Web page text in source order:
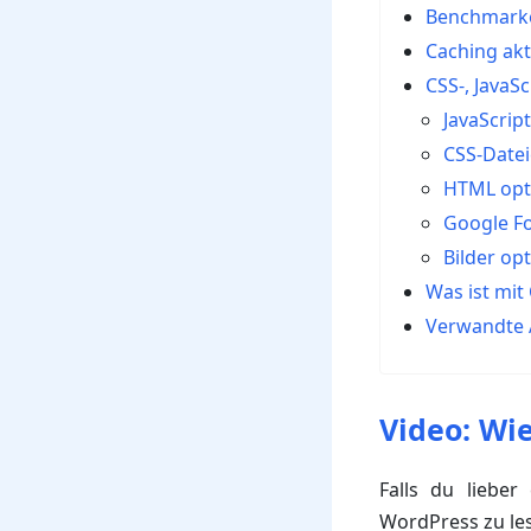
Caching
CSS-,
CSS-
HTML
Google
Bilder
Was ist mit
Verwandte
Video:
Falls du lieber
WordPress zu